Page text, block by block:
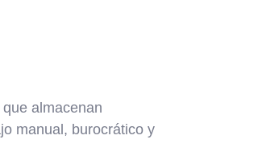
almacenan
manual, burocrático y